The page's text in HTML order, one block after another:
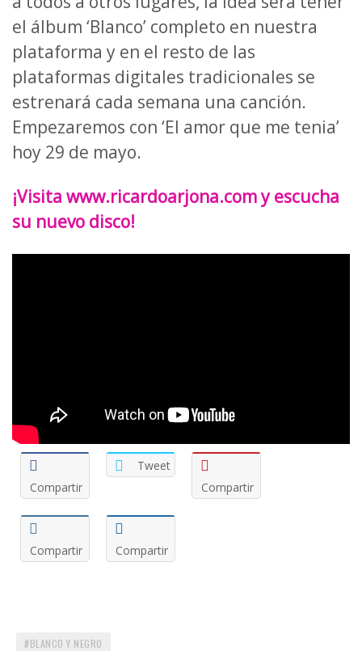
el álbum ‘Blanco’ completo en nuestra
plataforma y en el resto de las
plataformas digitales tradicionales se
estrenará cada semana una canción.
Empezaremos con ‘El amor que me tenia’
hoy 29 de mayo.
¡Visita www.ricardoarjona.com y escucha
su nuevo disco!
Compartir
Tweet
Compartir
Compartir Compartir
BLANCO Y NEGRO